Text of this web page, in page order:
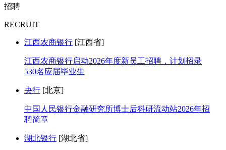
招聘
RECRUIT
江西农商银行 [江西省]
江西农商银行启动2026年度新员工招聘，计划招录
530名应届毕业生
央行 [北京]
中国人民银行金融研究所博士后科研流动站2026年招
聘简章
湖北银行 [湖北省]